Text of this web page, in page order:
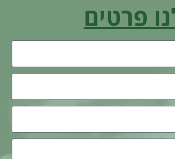
פרטים